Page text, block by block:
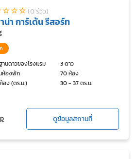
(0 รีวิว)
น่า การ์เด้น รีสอร์ท
านดาวของโรงแรม
3 ดาว
ห้องพัก
70 ห้อง
อง (ตร.ม.)
30 - 37 ตร.ม.
ดูข้อมูลสถานที่